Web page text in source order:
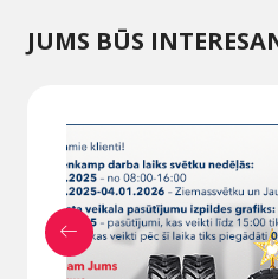
JUMS BŪS